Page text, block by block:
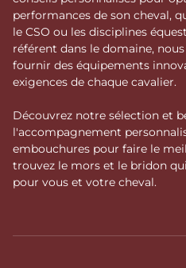
performances de son cheval,
le CSO ou les disciplines
référent dans le domaine,
fournir des équipements
exigences de chaque cavalier.
Découvrez notre sélection et
l'accompagnement
embouchures pour faire le
trouvez le mors et le bridon
pour vous et votre cheval.